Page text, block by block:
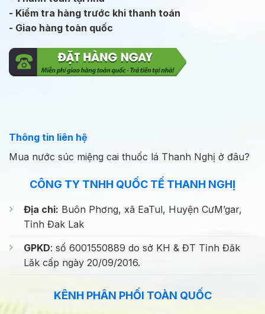
- Kiểm tra hàng trước khi thanh toán
- Giao hàng toàn quốc
Thông tin liên hệ
Mua nước súc miệng cai thuốc lá Thanh Nghị ở đâu?
CÔNG TY TNHH QUỐC TẾ THANH NGHỊ
Địa chỉ: Buôn Phơng, xã EaTul, Huyện CưM’gar,
Tỉnh Đak Lak
GPKD: số 6001550889 do sở KH & ĐT Tỉnh Đăk
Lăk cấp ngày 20/09/2016.
KÊNH PHÂN PHỐI TOÀN QUỐC